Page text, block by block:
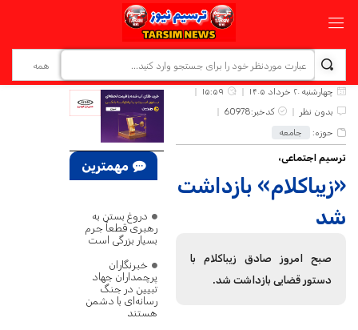
چهارشنبه ۲۰ خرداد ۱۴۰۵
۱۵:۵۹
بدون نظر
کدخبر:60978
حوزه:
جامعه
ترسیم اجتماعی،
«زیباکلام» بازداشت
شد
صبح امروز صادق زیباکلام با
دستور قضایی بازداشت شد.
مهمترین
دروغ بستن به
رهبری قطعاً جرم
بسیار بزرگی است
خبرنگاران
پرچمداران جهاد
تبیین در جنگ
رسانه‌ای با دشمن
هستند